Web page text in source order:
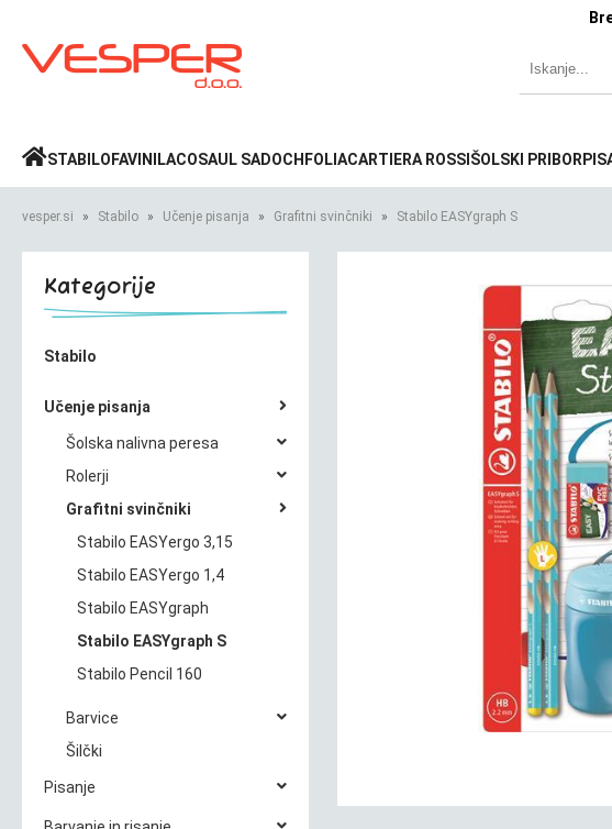
Prijava»
STABILO FAVINI LACOSAUL SADOCH FOLIACARTIERA ROSSI ŠOLSKI PRIBOR
vesper.si Stabilo Učenje pisanja Grafitni svinčniki Stabilo EASYgraph S
Kategorije
Stabilo
Učenje pisanja
Šolska nalivna peresa
Rolerji
Grafitni svinčniki
Stabilo EASYergo 3,15
Stabilo EASYergo 1,4
Stabilo EASYgraph
Stabilo EASYgraph S
Stabilo Pencil 160
Barvice
Šilčki
Pisanje